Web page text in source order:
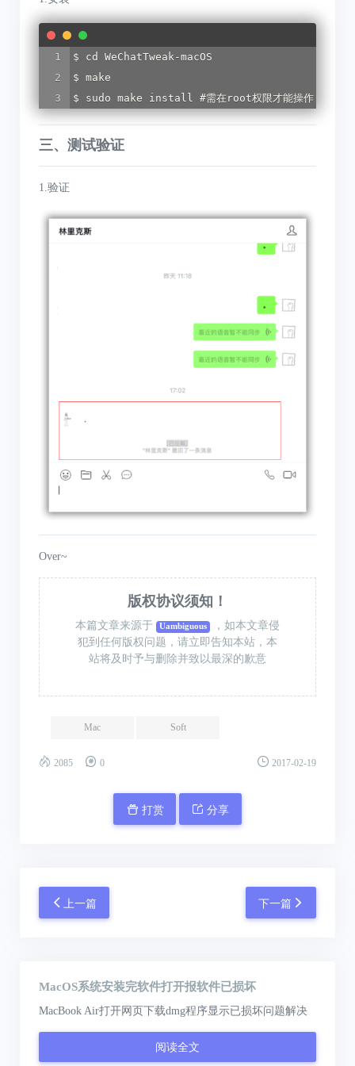
$ cd WeChatTweak-macOS
$ make
$ sudo make install #需在root权限才能操作，会要求
三、测试验证
1.验证
Over~
版权协议须知！
本篇文章来源于 Uambiguous
，如本文章侵
犯到任何版权问题，请立即告知本站，本
站将及时予与删除并致以最深的歉意
Mac Soft
2085 0 2017-02-19
打赏 分享
上一篇 下一篇
MacOS系统安装完软件打开报软件已损坏
MacBook Air打开网页下载dmg程序显示已损坏问题解决
阅读全文